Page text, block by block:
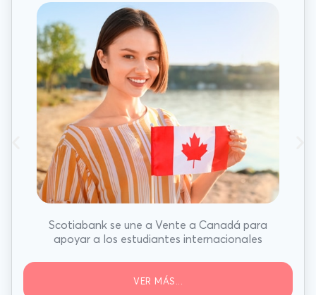
Scotiabank se une a Vente a Canadá para
apoyar a los estudiantes internacionales
VER MÁS...